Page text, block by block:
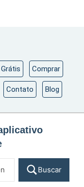
Comprar
Contato Blog
Buscar